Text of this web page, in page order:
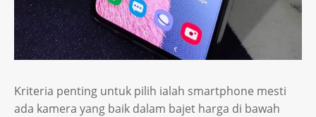
Kriteria penting untuk pilih ialah smartphone mesti
ada kamera yang baik dalam bajet harga di bawah